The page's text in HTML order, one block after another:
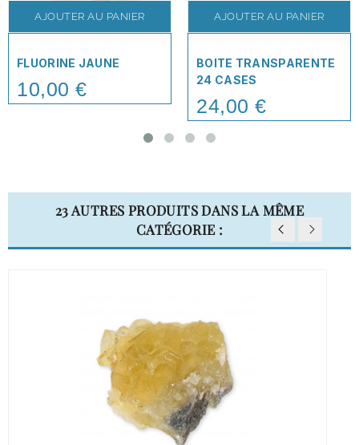
AJOUTER AU PANIER
FLUORINE JAUNE
Price
10,00 €
AJOUTER AU PANIER
BOITE TRANSPARENTE
24 CASES
Price
24,00 €
23 AUTRES PRODUITS DANS LA MÊME
CATÉGORIE :